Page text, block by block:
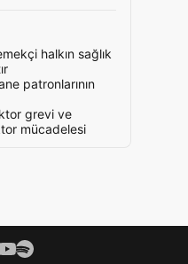
halkın sağlık
patronlarının
grevi ve
mücadelesi